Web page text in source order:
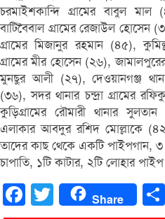
চরমাইশকান্দি গ্রামের বাবুল মাল
বাটিবৈবাল গ্রামের রেজাউল হোসেন
গ্রামের মিজানুর রহমান (৪৫),
গ্রামের মীর হোসেন (২৬),
মুনছুর আলী (২৭), দেওয়ানগঞ্জ
(৩৬), সদর থানার চন্দ্রা গ্রামের
কুড়িগ্রামের রৌমারী থানার
এলাকার আবদুর রশিদ মোল্লাকে
তাদের কাছ থেকে একটি পাইপগান, ৩
চাপাতি, ১টি কাটার, ২টি লোহার
FacebookTwitter Share